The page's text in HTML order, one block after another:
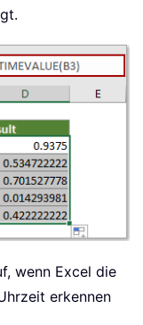
wenn Excel die
erkennen